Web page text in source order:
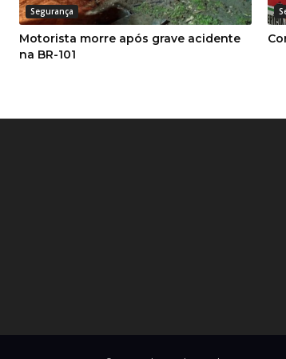
Segurança
Motorista morre após grave acidente
na BR-101